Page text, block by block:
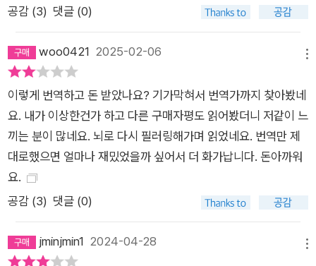
정치에 이용되기 시작하면 또 다른 상황이 전개된다. 음모 서사가
대표적이다. 한 가정의 아버지였던 남자는 자동 소총으로 무장하
고 피자 가게에 쳐들어갔다. 그는 그 피자 가게의 지하실에서는
미국 민주당 의원들이 아동을 상대로 가학적인 조직적 범죄를 저
지르고 있다고 믿었다. 힐러리 클린턴을 비롯한 다른 유명 정치인
들이 할리우드 스타들이 노화를 방지하기 위해 사용하는 대사물
질인 아드레노크롬을 얻기 위해 어린이를 납치하여 고문한다는
것이다. 이 남자는 큐어넌QAnon 음모론을 믿는 사람이었다. 큐
어넌은 ‘딥 스테이트Deep State’라는 숨겨진 권력 집단이 미국
사회를 지배하고 있으며, 이런 비밀을 폭로하고 맞서 싸우는 것이
남자는 그런 영웅이 되고자 했다. 사실 우리는 이런 (음모) 서사
에도 쉽게 빠져든다. 정치인과 기업인들은 그리고 때때로 음모론
공감 (3) 댓글 (0)
woo0421 2025-02-06
이렇게 번역하고 돈 받았나요? 기가막혀서 번역가까지 찾아봤네
요. 내가 이상한건가 하고 다른 구매자평도 읽어봤더니 저같이 느
끼는 분이 많네요. 뇌로 다시 필러링해가며 읽었네요. 번역만 제
대로했으면 얼마나 재밌었을까 싶어서 더 화가납니다. 돈아까워
요.
공감 (3) 댓글 (0)
jminjmin1 2024-04-28